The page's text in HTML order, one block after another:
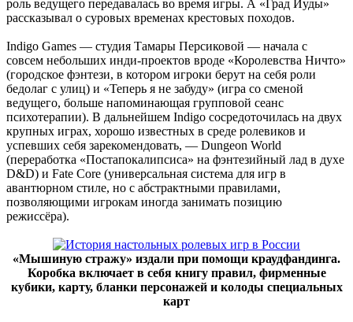
роль ведущего передавалась во время игры. А «Град Иуды»
рассказывал о суровых временах крестовых походов.
Indigo Games — студия Тамары Персиковой — начала с
совсем небольших инди-проектов вроде «Королевства Ничто»
(городское фэнтези, в котором игроки берут на себя роли
бедолаг с улиц) и «Теперь я не забуду» (игра со сменой
ведущего, больше напоминающая групповой сеанс
психотерапии). В дальнейшем Indigo сосредоточилась на двух
крупных играх, хорошо известных в среде ролевиков и
успевших себя зарекомендовать, — Dungeon World
(переработка «Постапокалипсиса» на фэнтезийный лад в духе
D&D) и Fate Core (универсальная система для игр в
авантюрном стиле, но с абстрактными правилами,
позволяющими игрокам иногда занимать позицию
режиссёра).
«Мышиную стражу» издали при помощи краудфандинга.
Коробка включает в себя книгу правил, фирменные
кубики, карту, бланки персонажей и колоды специальных
карт